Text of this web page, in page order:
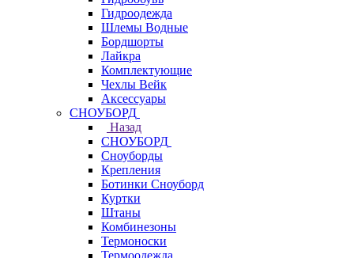
Гидроодежда
Шлемы Водные
Бордшорты
Лайкра
Комплектующие
Чехлы Вейк
Аксессуары
СНОУБОРД
Назад
СНОУБОРД
Сноуборды
Крепления
Ботинки Сноуборд
Куртки
Штаны
Комбинезоны
Термоноски
Термоодежда